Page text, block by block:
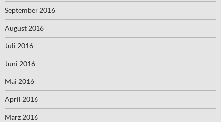
September 2016
August 2016
Juli 2016
Juni 2016
Mai 2016
April 2016
März 2016